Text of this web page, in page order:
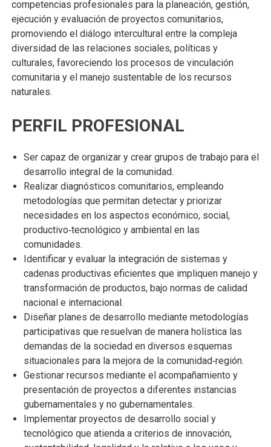
competencias profesionales para la planeación, gestión,
ejecución y evaluación de proyectos comunitarios,
promoviendo el diálogo intercultural entre la compleja
diversidad de las relaciones sociales, políticas y
culturales, favoreciendo los procesos de vinculación
comunitaria y el manejo sustentable de los recursos
naturales.
PERFIL PROFESIONAL
Ser capaz de organizar y crear grupos de trabajo para el
desarrollo integral de la comunidad.
Realizar diagnósticos comunitarios, empleando
metodologías que permitan detectar y priorizar
necesidades en los aspectos económico, social,
productivo‐tecnológico y ambiental en las
comunidades.
Identificar y evaluar la integración de sistemas y
cadenas productivas eficientes que impliquen manejo y
transformación de productos, bajo normas de calidad
nacional e internacional.
Diseñar planes de desarrollo mediante metodologías
participativas que resuelvan de manera holística las
demandas de la sociedad en diversos esquemas
situacionales para la mejora de la comunidad‐región.
Gestionar recursos mediante el acompañamiento y
presentación de proyectos a diferentes instancias
gubernamentales y no gubernamentales.
Implementar proyectos de desarrollo social y
tecnológico que atienda a criterios de innovación,